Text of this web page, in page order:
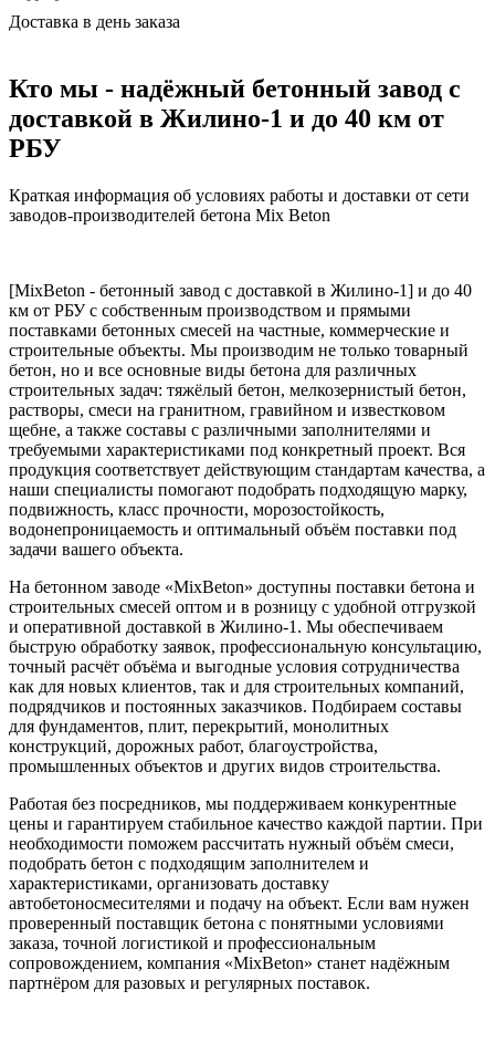
Доставка в день заказа
Кто мы - надёжный бетонный завод с
доставкой в Жилино-1 и до 40 км от
РБУ
Краткая информация об условиях работы и доставки от сети
заводов-производителей бетона Mix Beton
[MixBeton - бетонный завод с доставкой в Жилино-1] и до 40
км от РБУ с собственным производством и прямыми
поставками бетонных смесей на частные, коммерческие и
строительные объекты. Мы производим не только товарный
бетон, но и все основные виды бетона для различных
строительных задач: тяжёлый бетон, мелкозернистый бетон,
растворы, смеси на гранитном, гравийном и известковом
щебне, а также составы с различными заполнителями и
требуемыми характеристиками под конкретный проект. Вся
продукция соответствует действующим стандартам качества, а
наши специалисты помогают подобрать подходящую марку,
подвижность, класс прочности, морозостойкость,
водонепроницаемость и оптимальный объём поставки под
задачи вашего объекта.
На бетонном заводе «MixBeton» доступны поставки бетона и
строительных смесей оптом и в розницу с удобной отгрузкой
и оперативной доставкой в Жилино-1. Мы обеспечиваем
быструю обработку заявок, профессиональную консультацию,
точный расчёт объёма и выгодные условия сотрудничества
как для новых клиентов, так и для строительных компаний,
подрядчиков и постоянных заказчиков. Подбираем составы
для фундаментов, плит, перекрытий, монолитных
конструкций, дорожных работ, благоустройства,
промышленных объектов и других видов строительства.
Работая без посредников, мы поддерживаем конкурентные
цены и гарантируем стабильное качество каждой партии. При
необходимости поможем рассчитать нужный объём смеси,
подобрать бетон с подходящим заполнителем и
характеристиками, организовать доставку
автобетоносмесителями и подачу на объект. Если вам нужен
проверенный поставщик бетона с понятными условиями
заказа, точной логистикой и профессиональным
сопровождением, компания «MixBeton» станет надёжным
партнёром для разовых и регулярных поставок.